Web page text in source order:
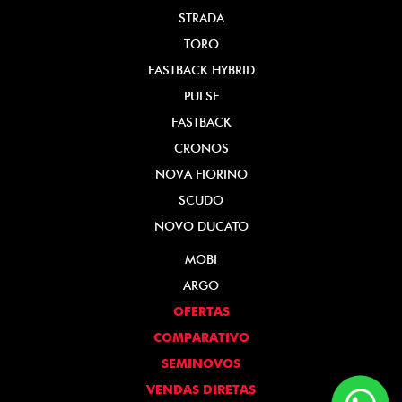
STRADA
TORO
FASTBACK HYBRID
PULSE
FASTBACK
CRONOS
NOVA FIORINO
SCUDO
NOVO DUCATO
MOBI
ARGO
OFERTAS
COMPARATIVO
SEMINOVOS
VENDAS DIRETAS